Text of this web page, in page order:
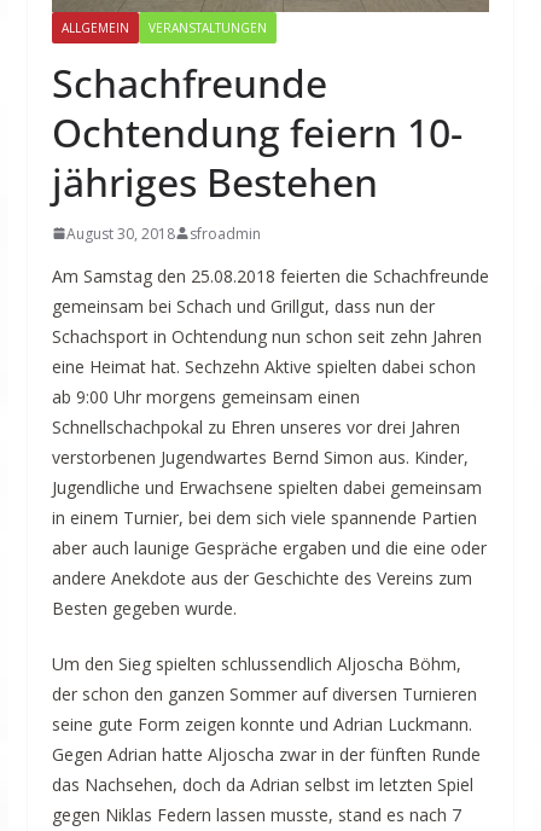
ALLGEMEIN VERANSTALTUNGEN
Schachfreunde
Ochtendung feiern 10-
jähriges Bestehen
August 30, 2018 sfroadmin
Am Samstag den 25.08.2018 feierten die Schachfreunde
gemeinsam bei Schach und Grillgut, dass nun der
Schachsport in Ochtendung nun schon seit zehn Jahren
eine Heimat hat. Sechzehn Aktive spielten dabei schon
ab 9:00 Uhr morgens gemeinsam einen
Schnellschachpokal zu Ehren unseres vor drei Jahren
verstorbenen Jugendwartes Bernd Simon aus. Kinder,
Jugendliche und Erwachsene spielten dabei gemeinsam
in einem Turnier, bei dem sich viele spannende Partien
aber auch launige Gespräche ergaben und die eine oder
andere Anekdote aus der Geschichte des Vereins zum
Besten gegeben wurde.
Um den Sieg spielten schlussendlich Aljoscha Böhm,
der schon den ganzen Sommer auf diversen Turnieren
seine gute Form zeigen konnte und Adrian Luckmann.
Gegen Adrian hatte Aljoscha zwar in der fünften Runde
das Nachsehen, doch da Adrian selbst im letzten Spiel
gegen Niklas Federn lassen musste, stand es nach 7